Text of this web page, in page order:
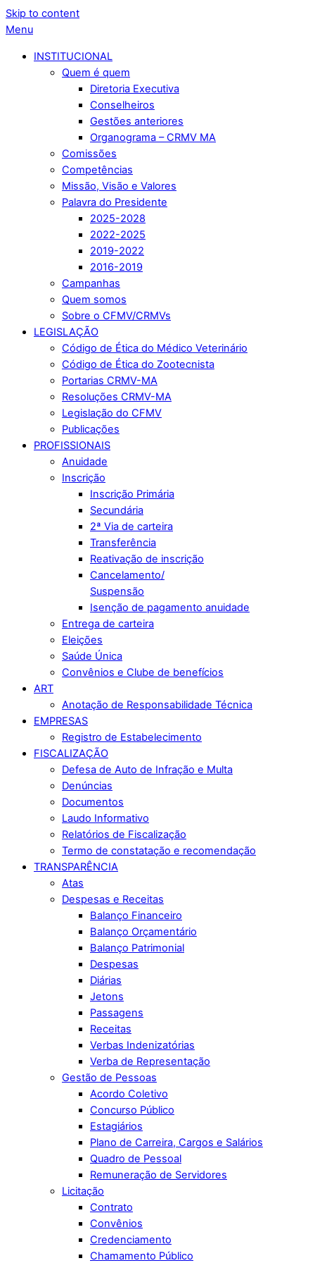
Skip to content
Menu
INSTITUCIONAL
Quem é quem
Diretoria Executiva
Conselheiros
Gestões anteriores
Organograma – CRMV MA
Comissões
Competências
Missão, Visão e Valores
Palavra do Presidente
2025-2028
2022-2025
2019-2022
2016-2019
Campanhas
Quem somos
Sobre o CFMV/CRMVs
LEGISLAÇÃO
Código de Ética do Médico Veterinário
Código de Ética do Zootecnista
Portarias CRMV-MA
Resoluções CRMV-MA
Legislação do CFMV
Publicações
PROFISSIONAIS
Anuidade
Inscrição
Inscrição Primária
Secundária
2ª Via de carteira
Transferência
Reativação de inscrição
Cancelamento/
Suspensão
Isenção de pagamento anuidade
Entrega de carteira
Eleições
Saúde Única
Convênios e Clube de benefícios
ART
Anotação de Responsabilidade Técnica
EMPRESAS
Registro de Estabelecimento
FISCALIZAÇÃO
Defesa de Auto de Infração e Multa
Denúncias
Documentos
Laudo Informativo
Relatórios de Fiscalização
Termo de constatação e recomendação
TRANSPARÊNCIA
Atas
Despesas e Receitas
Balanço Financeiro
Balanço Orçamentário
Balanço Patrimonial
Despesas
Diárias
Jetons
Passagens
Receitas
Verbas Indenizatórias
Verba de Representação
Gestão de Pessoas
Acordo Coletivo
Concurso Público
Estagiários
Plano de Carreira, Cargos e Salários
Quadro de Pessoal
Remuneração de Servidores
Licitação
Contrato
Convênios
Credenciamento
Chamamento Público